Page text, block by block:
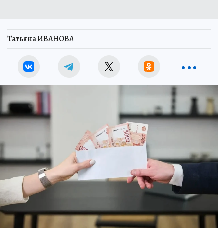
Татьяна ИВАНОВА